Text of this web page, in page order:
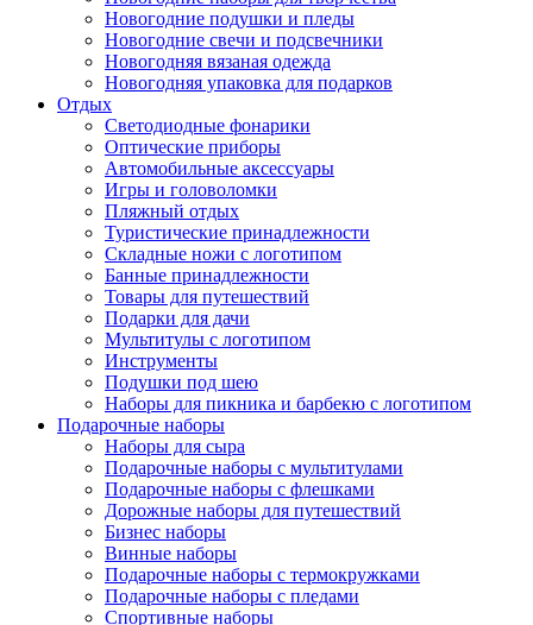
Новогодние подушки и пледы
Новогодние свечи и подсвечники
Новогодняя вязаная одежда
Новогодняя упаковка для подарков
Отдых
Светодиодные фонарики
Оптические приборы
Автомобильные аксессуары
Игры и головоломки
Пляжный отдых
Туристические принадлежности
Складные ножи с логотипом
Банные принадлежности
Товары для путешествий
Подарки для дачи
Мультитулы с логотипом
Инструменты
Подушки под шею
Наборы для пикника и барбекю с логотипом
Подарочные наборы
Наборы для сыра
Подарочные наборы с мультитулами
Подарочные наборы с флешками
Дорожные наборы для путешествий
Бизнес наборы
Винные наборы
Подарочные наборы с термокружками
Подарочные наборы с пледами
Спортивные наборы
Нажмите, чтобы увеличить